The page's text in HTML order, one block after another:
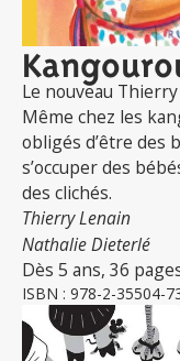
Le nouveau
Même chez les
obligés d’être des
s’occuper des
des clichés.
Thierry Lenain
Nathalie Dieterlé
Dès 5 ans, 36
ISBN : 978-2-35504-